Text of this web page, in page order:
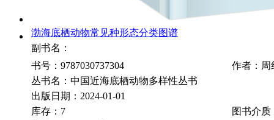
渤海底栖动物常见种形态分类图谱
副书名：
书号：9787030737304
作者：周
丛书名：中国近海底栖动物多样性丛书
出版日期：2024-01-01
库存：7
图书介质